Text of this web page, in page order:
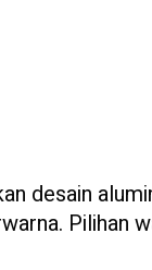
desain
Pilihan